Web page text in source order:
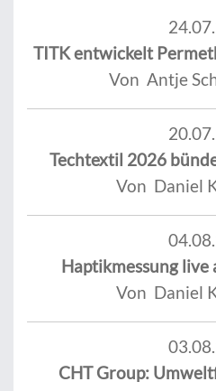
TITK entwickelt
Von Antje
Techtextil 2026
Von Daniel
Haptikmessung live
Von Daniel
CHT Group: